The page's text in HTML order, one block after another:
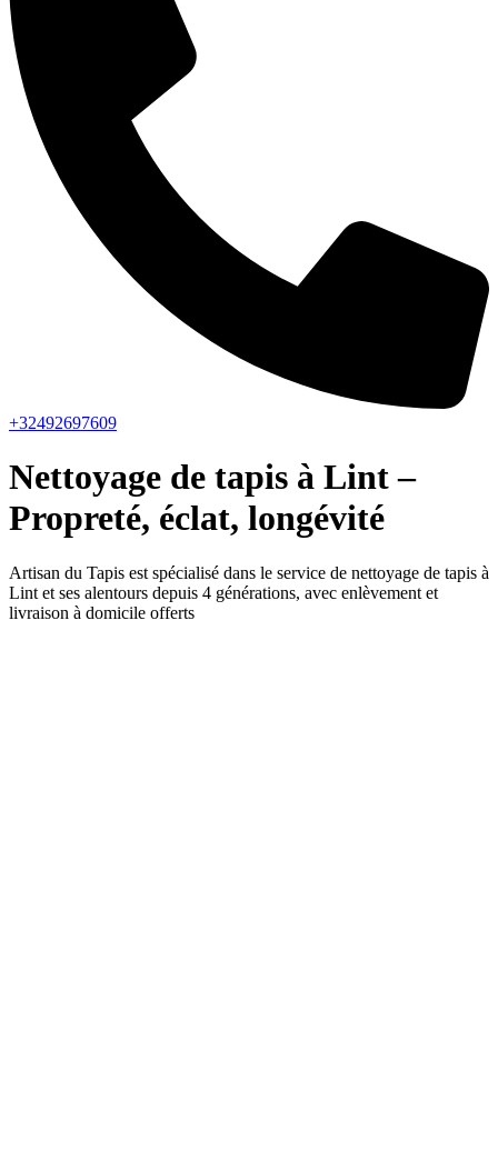
+32492697609
Nettoyage de tapis à Lint –
Propreté, éclat, longévité
Artisan du Tapis est spécialisé dans le service de nettoyage de tapis à
Lint et ses alentours depuis 4 générations, avec enlèvement et
livraison à domicile offerts